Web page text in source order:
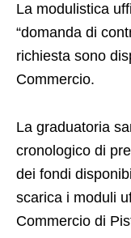
La modulistica
“domanda di
richiesta sono
Commercio.
La graduatoria
cronologico di
dei fondi
scarica i moduli
Commercio di